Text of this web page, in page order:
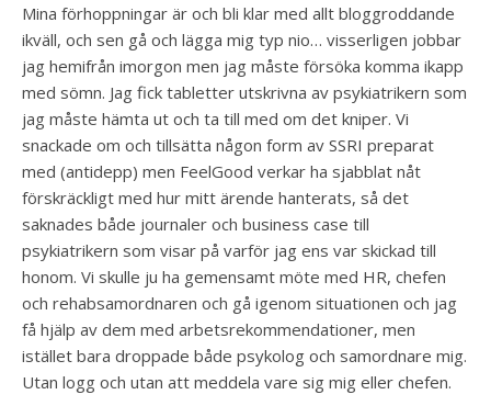
Mina förhoppningar är och bli klar med allt bloggroddande
ikväll, och sen gå och lägga mig typ nio… visserligen jobbar
jag hemifrån imorgon men jag måste försöka komma ikapp
med sömn. Jag fick tabletter utskrivna av psykiatrikern som
jag måste hämta ut och ta till med om det kniper. Vi
snackade om och tillsätta någon form av SSRI preparat
med (antidepp) men FeelGood verkar ha sjabblat nåt
förskräckligt med hur mitt ärende hanterats, så det
saknades både journaler och business case till
psykiatrikern som visar på varför jag ens var skickad till
honom. Vi skulle ju ha gemensamt möte med HR, chefen
och rehabsamordnaren och gå igenom situationen och jag
få hjälp av dem med arbetsrekommendationer, men
istället bara droppade både psykolog och samordnare mig.
Utan logg och utan att meddela vare sig mig eller chefen.